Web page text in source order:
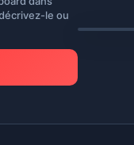
le ou